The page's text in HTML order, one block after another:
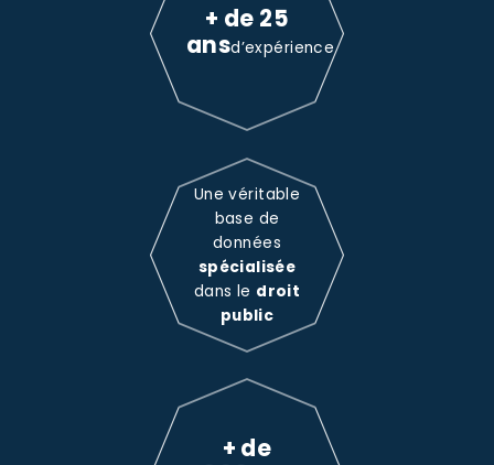
+ de 25
ansd’expérience
Une véritable
base de
données
spécialisée
dans le droit
public
+ de